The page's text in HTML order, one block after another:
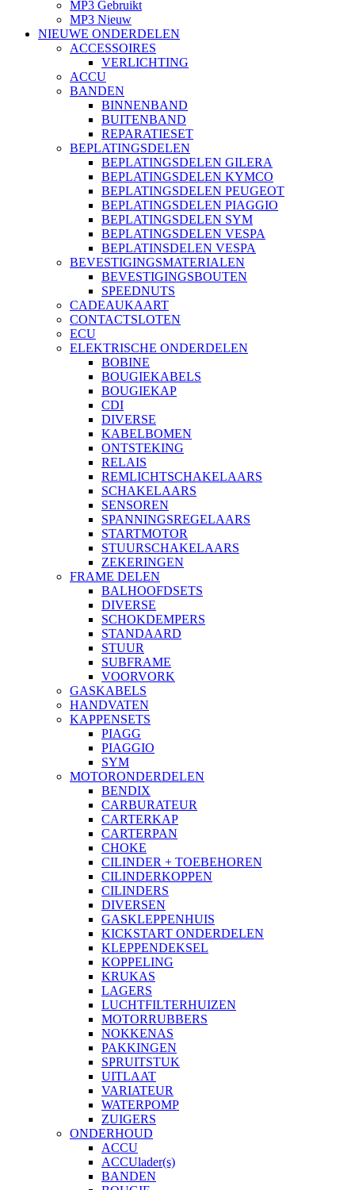
MP3 Gebruikt
MP3 Nieuw
NIEUWE ONDERDELEN
ACCESSOIRES
VERLICHTING
ACCU
BANDEN
BINNENBAND
BUITENBAND
REPARATIESET
BEPLATINGSDELEN
BEPLATINGSDELEN GILERA
BEPLATINGSDELEN KYMCO
BEPLATINGSDELEN PEUGEOT
BEPLATINGSDELEN PIAGGIO
BEPLATINGSDELEN SYM
BEPLATINGSDELEN VESPA
BEPLATINSDELEN VESPA
BEVESTIGINGSMATERIALEN
BEVESTIGINGSBOUTEN
SPEEDNUTS
CADEAUKAART
CONTACTSLOTEN
ECU
ELEKTRISCHE ONDERDELEN
BOBINE
BOUGIEKABELS
BOUGIEKAP
CDI
DIVERSE
KABELBOMEN
ONTSTEKING
RELAIS
REMLICHTSCHAKELAARS
SCHAKELAARS
SENSOREN
SPANNINGSREGELAARS
STARTMOTOR
STUURSCHAKELAARS
ZEKERINGEN
FRAME DELEN
BALHOOFDSETS
DIVERSE
SCHOKDEMPERS
STANDAARD
STUUR
SUBFRAME
VOORVORK
GASKABELS
HANDVATEN
KAPPENSETS
PIAGG
PIAGGIO
SYM
MOTORONDERDELEN
BENDIX
CARBURATEUR
CARTERKAP
CARTERPAN
CHOKE
CILINDER + TOEBEHOREN
CILINDERKOPPEN
CILINDERS
DIVERSEN
GASKLEPPENHUIS
KICKSTART ONDERDELEN
KLEPPENDEKSEL
KOPPELING
KRUKAS
LAGERS
LUCHTFILTERHUIZEN
MOTORRUBBERS
NOKKENAS
PAKKINGEN
SPRUITSTUK
UITLAAT
VARIATEUR
WATERPOMP
ZUIGERS
ONDERHOUD
ACCU
ACCUlader(s)
BANDEN